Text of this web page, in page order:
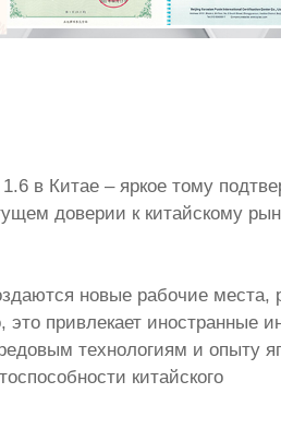
в Китае – яркое тому
доверии к китайскому
новые рабочие места,
привлекает иностранные
технологиям и опыту
китайского